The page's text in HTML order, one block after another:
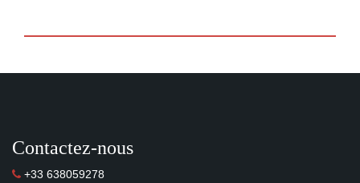
Contactez-nous
+33 638059278